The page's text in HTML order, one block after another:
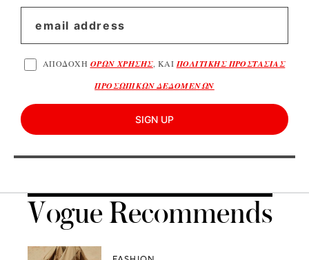
ΑΠΟΔΟΧΗ ΟΡΩΝ ΧΡΗΣΗΣ, ΚΑΙ ΠΟΛΙΤΙΚΗΣ ΠΡΟΣΤΑΣΙΑΣ
ΠΡΟΣΩΠΙΚΩΝ ΔΕΔΟΜΕΝΩΝ
SIGN UP
Vogue Recommends